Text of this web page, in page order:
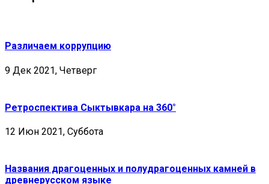
Различаем коррупцию
9 Дек 2021, Четверг
Ретроспектива Сыктывкара на 360°
12 Июн 2021, Суббота
Названия драгоценных и полудрагоценных камней в
древнерусском языке